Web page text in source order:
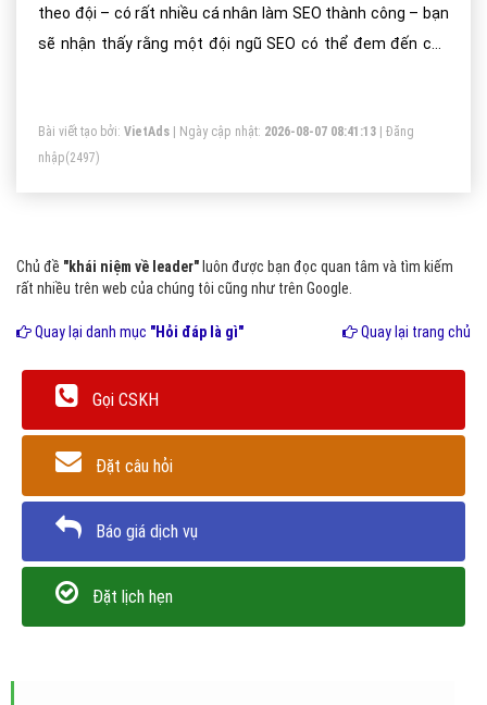
theo đội – có rất nhiều cá nhân làm SEO thành công – bạn
sẽ nhận thấy rằng một đội ngũ SEO có thể đem đến cho
Bài viết tạo bởi: VietAds | Ngày cập nhật: 2026-08-07 08:41:13
Đăng
nhập(2497)
Chủ đề "khái niệm về leader" luôn được bạn đọc quan tâm và tìm kiếm
rất nhiều trên web của chúng tôi cũng như trên Google.
Quay lại danh mục "Hỏi đáp là gì" Quay lại trang chủ
Gọi CSKH
Đặt câu hỏi
Báo giá dịch vụ
Đặt lịch hẹn